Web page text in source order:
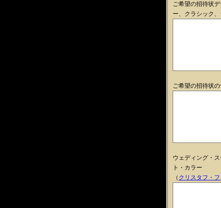
ご希望の招待状
ー、クラシック
ご希望の招待状
ウェディング・
ト・カラー
（ クリスタフ・